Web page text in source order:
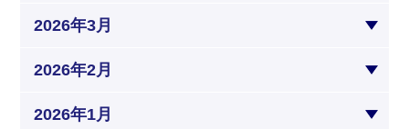
2026年3月
2026年2月
2026年1月